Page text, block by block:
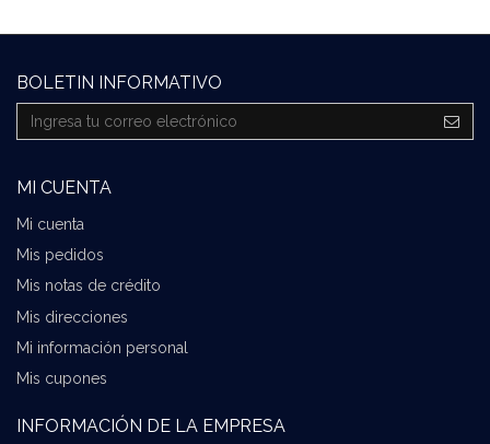
BOLETIN INFORMATIVO
MI CUENTA
Mi cuenta
Mis pedidos
Mis notas de crédito
Mis direcciones
Mi información personal
Mis cupones
INFORMACIÓN DE LA EMPRESA